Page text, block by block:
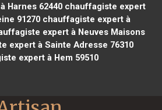
Harnes 62440chauffagiste expert
91270chauffagiste expert à
expert à Neuves Maisons
expert à Sainte Adresse 76310
expert à Hem 59510